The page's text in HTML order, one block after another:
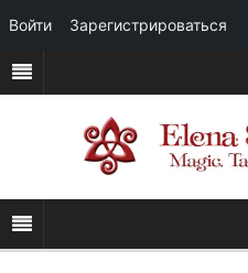
Войти Зарегистрироваться